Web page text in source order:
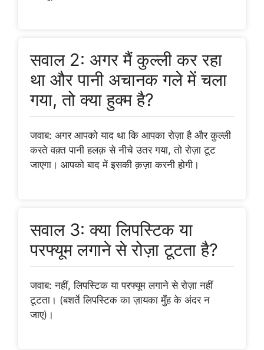
सवाल 2: अगर मैं कुल्ली कर रहा
था और पानी अचानक गले में चला
गया, तो क्या हुक्म है?
जवाब: अगर आपको याद था कि आपका रोज़ा है और कुल्ली
करते वक़्त पानी हलक़ से नीचे उतर गया, तो रोज़ा टूट
जाएगा। आपको बाद में इसकी क़ज़ा करनी होगी।
सवाल 3: क्या लिपस्टिक या
परफ्यूम लगाने से रोज़ा टूटता है?
जवाब: नहीं, लिपस्टिक या परफ्यूम लगाने से रोज़ा नहीं
टूटता। (बशर्ते लिपस्टिक का ज़ायका मुँह के अंदर न
जाए)।